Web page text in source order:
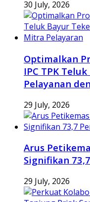
30 July, 2026
Optimalkan
IPC TPK
Pelayanan
29 July, 2026
Arus
Signifikan
29 July, 2026